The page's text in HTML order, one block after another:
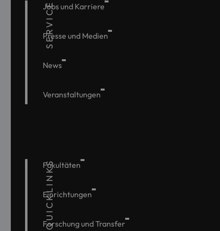
SERVICE
Jobs und Karriere
Presse und Medien
News
Veranstaltungen
QUICKLINKS
Fakultäten
Einrichtungen
Forschung und Transfer